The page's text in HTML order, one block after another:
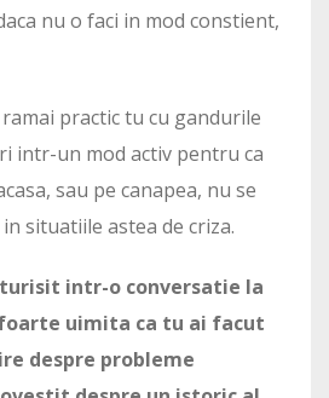
nu o faci in mod constient,
practic tu cu gandurile
intr-un mod activ pentru ca
sau pe canapea, nu se
situatiile astea de criza.
intr-o conversatie la
uimita ca tu ai facut
despre probleme